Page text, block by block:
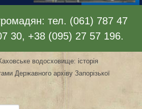
тел. (061) 787 47
30, +38 (095) 27 57 196.
водосховище: історія
Державного архіву Запорізької